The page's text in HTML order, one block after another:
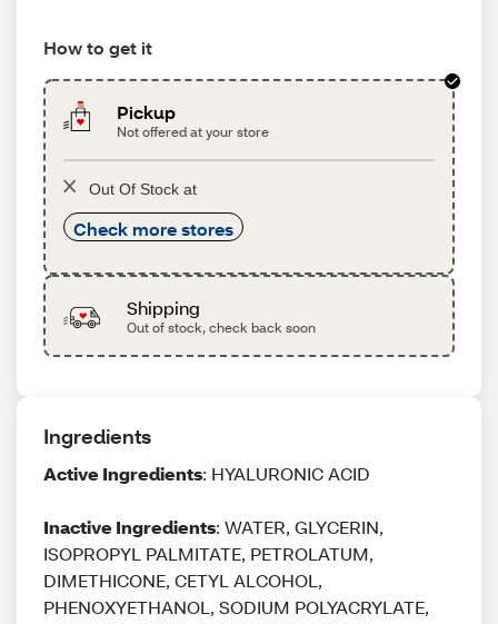
How to get it
Pickup
Not offered at your store
Out Of Stock at
Check more stores
Shipping
Out of stock, check back soon
Ingredients
Active Ingredients: HYALURONIC ACID
Inactive Ingredients: WATER, GLYCERIN,
ISOPROPYL PALMITATE, PETROLATUM,
DIMETHICONE, CETYL ALCOHOL,
PHENOXYETHANOL, SODIUM POLYACRYLATE,